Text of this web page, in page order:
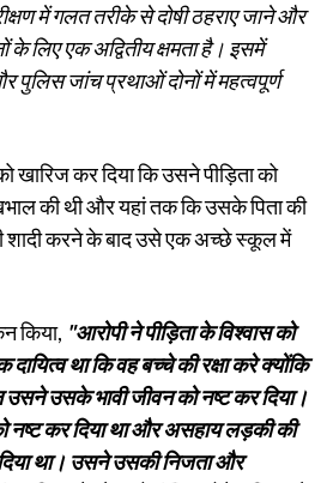
में गलत तरीके से दोषी ठहराए जाने और
के लिए एक अद्वितीय क्षमता है। इसमें
पुलिस जांच प्रथाओं दोनों में महत्वपूर्ण
खारिज कर दिया कि उसने पीड़िता को
की थी और यहां तक कि उसके पिता की
शादी करने के बाद उसे एक अच्छे स्कूल में
किया, "आरोपी ने पीड़िता के विश्वास को
था कि वह बच्चे की रक्षा करे क्योंकि
उसके भावी जीवन को नष्ट कर दिया।
नष्ट कर दिया था और असहाय लड़की की
था। उसने उसकी निजता और